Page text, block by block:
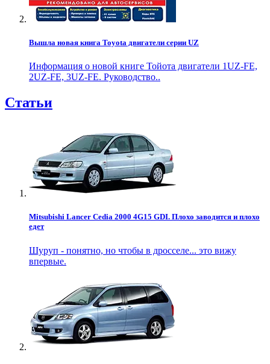
Вышла новая книга Toyota двигатели серии UZ
Информация о новой книге Тойота двигатели 1UZ-FE,
2UZ-FE, 3UZ-FE. Руководство..
Статьи
Mitsubishi Lancer Cedia 2000 4G15 GDI. Плохо заводится и плохо
едет
Шуруп - понятно, но чтобы в дросселе... это вижу
впервые.